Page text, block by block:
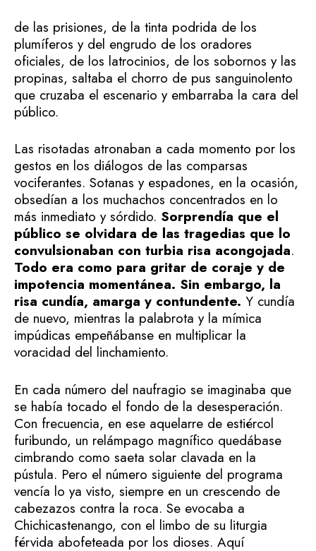
de las prisiones, de la tinta podrida de los
plumíferos y del engrudo de los oradores
oficiales, de los latrocinios, de los sobornos y las
propinas, saltaba el chorro de pus sanguinolento
que cruzaba el escenario y embarraba la cara del
público.
Las risotadas atronaban a cada momento por los
gestos en los diálogos de las comparsas
vociferantes. Sotanas y espadones, en la ocasión,
obsedían a los muchachos concentrados en lo
más inmediato y sórdido. Sorprendía que el
público se olvidara de las tragedias que lo
convulsionaban con turbia risa acongojada.
Todo era como para gritar de coraje y de
impotencia momentánea. Sin embargo, la
risa cundía, amarga y contundente. Y cundía
de nuevo, mientras la palabrota y la mímica
impúdicas empeñábanse en multiplicar la
voracidad del linchamiento.
En cada número del naufragio se imaginaba que
se había tocado el fondo de la desesperación.
Con frecuencia, en ese aquelarre de estiércol
furibundo, un relámpago magnífico quedábase
cimbrando como saeta solar clavada en la
pústula. Pero el número siguiente del programa
vencía lo ya visto, siempre en un crescendo de
cabezazos contra la roca. Se evocaba a
Chichicastenango, con el limbo de su liturgia
férvida abofeteada por los dioses. Aquí